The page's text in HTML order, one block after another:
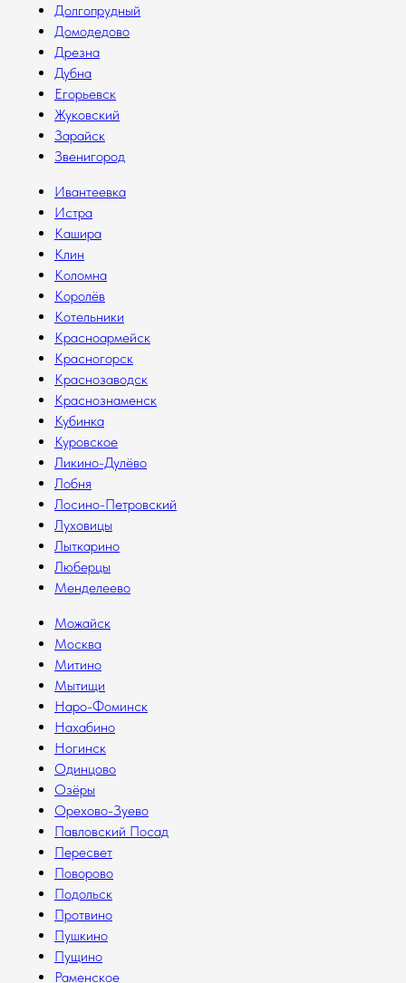
Долгопрудный
Домодедово
Дрезна
Дубна
Егорьевск
Жуковский
Зарайск
Звенигород
Ивантеевка
Истра
Кашира
Клин
Коломна
Королёв
Котельники
Красноармейск
Красногорск
Краснозаводск
Краснознаменск
Кубинка
Куровское
Ликино-Дулёво
Лобня
Лосино-Петровский
Луховицы
Лыткарино
Люберцы
Менделеево
Можайск
Москва
Митино
Мытищи
Наро-Фоминск
Нахабино
Ногинск
Одинцово
Озёры
Орехово-Зуево
Павловский Посад
Пересвет
Поворово
Подольск
Протвино
Пушкино
Пущино
Раменское